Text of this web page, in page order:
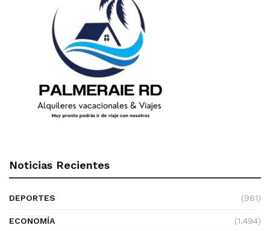
Noticias Recientes
DEPORTES (981)
ECONOMÍA (1.494)